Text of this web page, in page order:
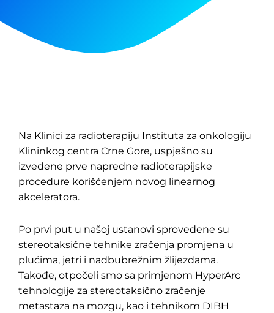
Na Klinici za radioterapiju Instituta za onkologiju
Klininkog centra Crne Gore, uspješno su
izvedene prve napredne radioterapijske
procedure korišćenjem novog linearnog
akceleratora.
Po prvi put u našoj ustanovi sprovedene su
stereotaksične tehnike zračenja promjena u
plućima, jetri i nadbubrežnim žlijezdama.
Takođe, otpočeli smo sa primjenom HyperArc
tehnologije za stereotaksično zračenje
metastaza na mozgu, kao i tehnikom DIBH